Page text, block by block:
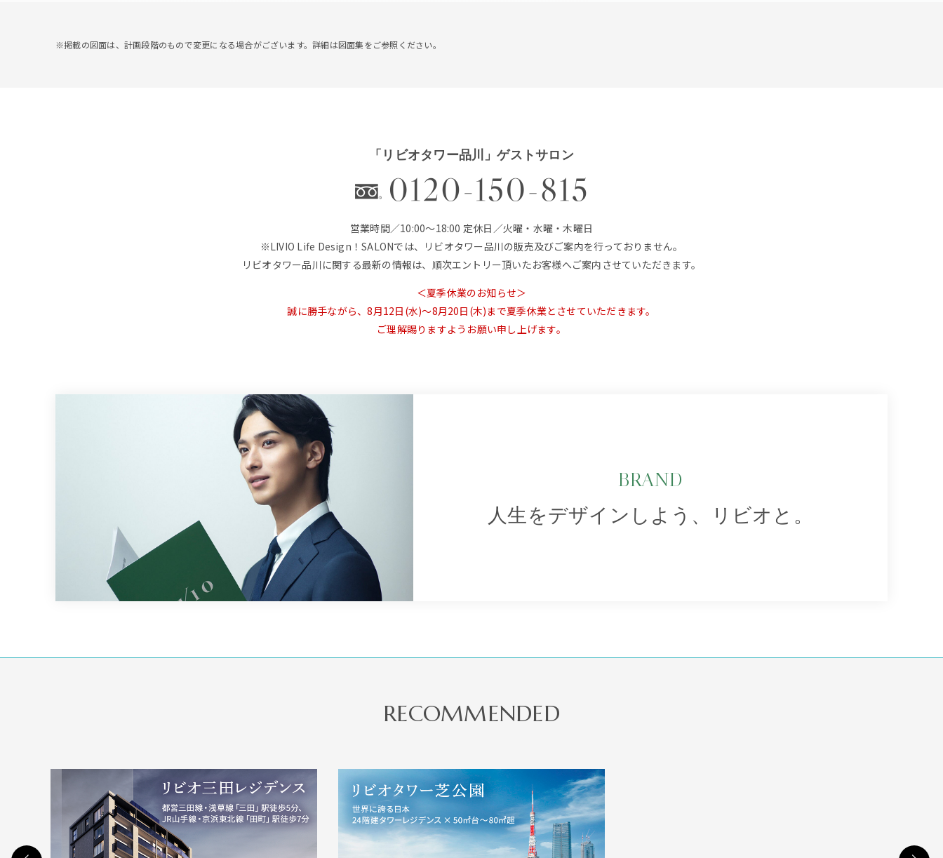
※掲載の図面は、計画段階のもので変更になる場合がございます。詳細は図面集をご参照ください。
「リビオタワー品川」ゲストサロン
営業時間／10:00～18:00 定休日／火曜・水曜・木曜日
※LIVIO Life Design！SALONでは、リビオタワー品川の販売及びご案内を行っておりません。
リビオタワー品川に関する最新の情報は、順次エントリー頂いたお客様へご案内させていただきます。
＜夏季休業のお知らせ＞
誠に勝手ながら、8月12日(水)～8月20日(木)まで夏季休業とさせていただきます。
ご理解賜りますようお願い申し上げます。
BRAND
人生をデザインしよう、リビオと。
RECOMMENDED